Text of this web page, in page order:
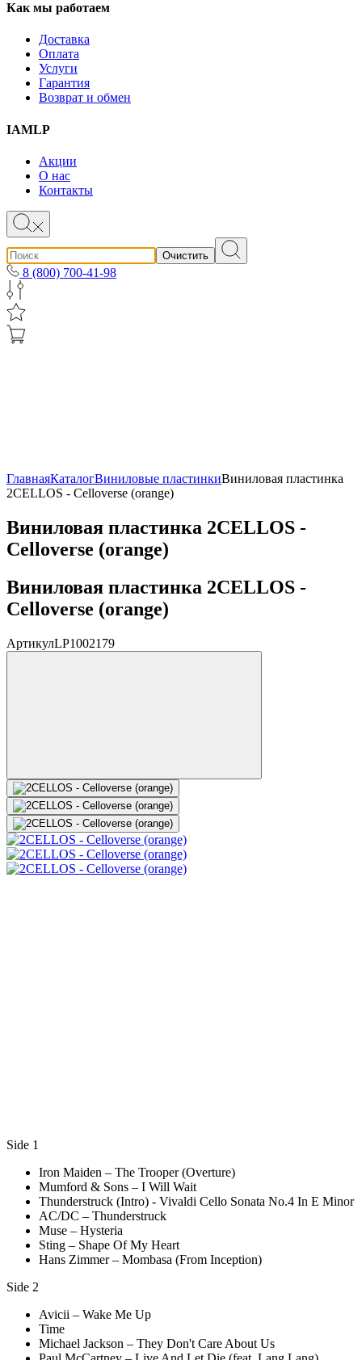
Как мы работаем
Доставка
Оплата
Услуги
Гарантия
Возврат и обмен
IAMLP
Акции
О нас
Контакты
Очистить
8 (800) 700-41-98
ГлавнаяКаталогВиниловые пластинкиВиниловая пластинка
2CELLOS - Celloverse (orange)
Виниловая пластинка 2CELLOS -
Celloverse (orange)
Виниловая пластинка 2CELLOS -
Celloverse (orange)
АртикулLP1002179
Side 1
Iron Maiden – The Trooper (Overture)
Mumford & Sons – I Will Wait
Thunderstruck (Intro) - Vivaldi Cello Sonata No.4 In E Minor
AC/DC – Thunderstruck
Muse – Hysteria
Sting – Shape Of My Heart
Hans Zimmer – Mombasa (From Inception)
Side 2
Avicii – Wake Me Up
Time
Michael Jackson – They Don't Care About Us